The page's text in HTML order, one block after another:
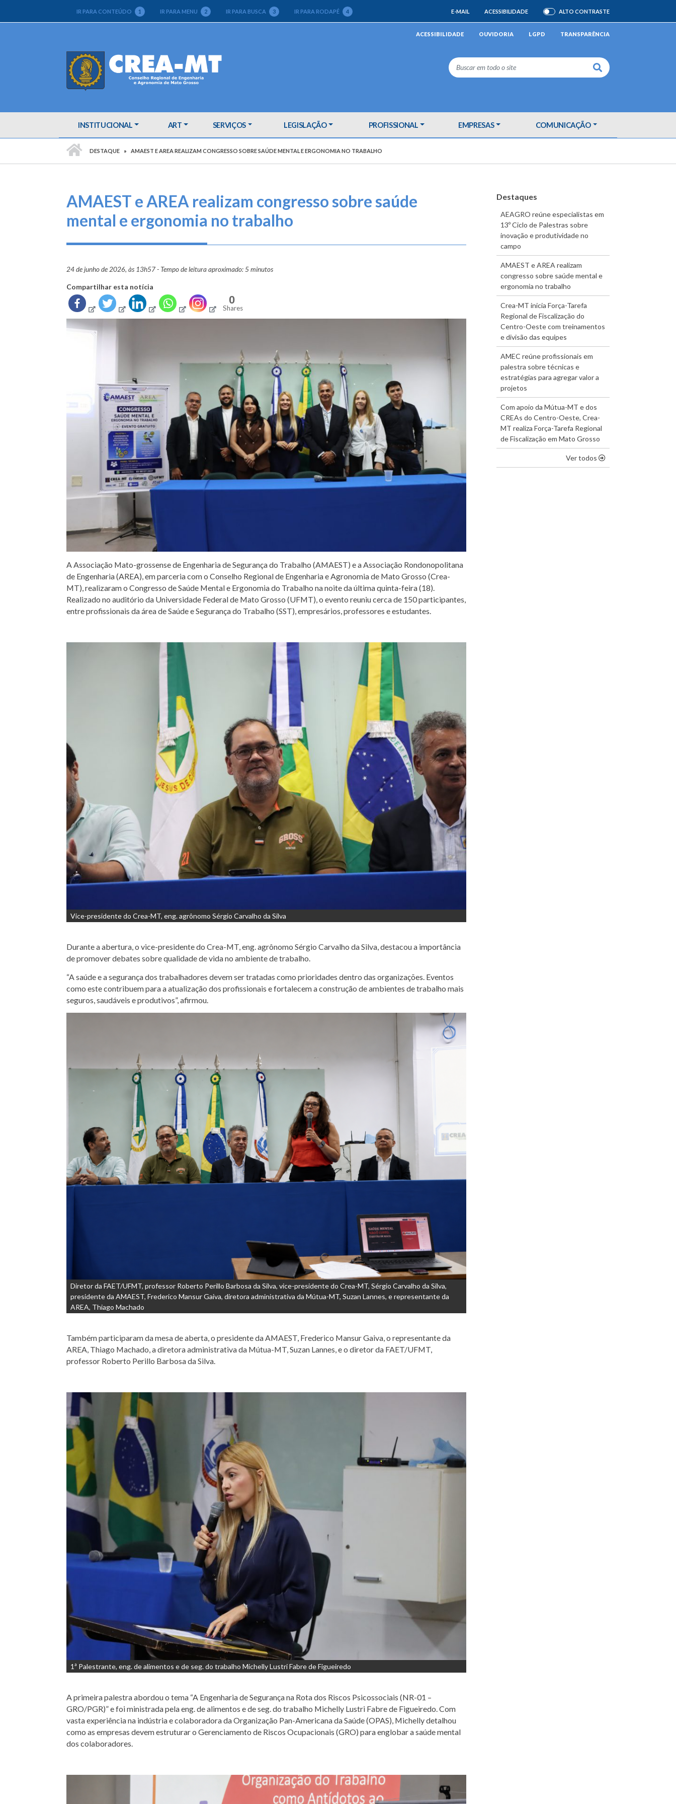
IR PARA CONTEÚDO 1 IR PARA MENU 2 IR PARA BUSCA 3 IR PARA RODAPÉ 4 E-MAIL ACESSIBILIDADE ATIVAR/DESATIVAR
ALTO CONTRASTE
ACESSIBILIDADE OUVIDORIA LGPD TRANSPARÊNCIA
Buscar
INSTITUCIONAL ART SERVIÇOS LEGISLAÇÃO PROFISSIONAL EMPRESAS COMUNICAÇÃO
DESTAQUE AMAEST E AREA REALIZAM CONGRESSO SOBRE SAÚDE MENTAL E ERGONOMIA NO TRABALHO
AMAEST e AREA realizam congresso sobre saúde
mental e ergonomia no trabalho
24 de junho de 2026, às 13h57 - Tempo de leitura aproximado: 5 minutos
Compartilhar esta notícia
0
Shares
A Associação Mato-grossense de Engenharia de Segurança do Trabalho (AMAEST) e a Associação Rondonopolitana
de Engenharia (AREA), em parceria com o Conselho Regional de Engenharia e Agronomia de Mato Grosso (Crea-
MT), realizaram o Congresso de Saúde Mental e Ergonomia do Trabalho na noite da última quinta-feira (18).
Realizado no auditório da Universidade Federal de Mato Grosso (UFMT), o evento reuniu cerca de 150 participantes,
entre profissionais da área de Saúde e Segurança do Trabalho (SST), empresários, professores e estudantes.
Vice-presidente do Crea-MT, eng. agrônomo Sérgio Carvalho da Silva
Durante a abertura, o vice-presidente do Crea-MT, eng. agrônomo Sérgio Carvalho da Silva, destacou a importância
de promover debates sobre qualidade de vida no ambiente de trabalho.
“A saúde e a segurança dos trabalhadores devem ser tratadas como prioridades dentro das organizações. Eventos
como este contribuem para a atualização dos profissionais e fortalecem a construção de ambientes de trabalho mais
seguros, saudáveis e produtivos”, afirmou.
Diretor da FAET/UFMT, professor Roberto Perillo Barbosa da Silva, vice-presidente do Crea-MT, Sérgio Carvalho da Silva,
presidente da AMAEST, Frederico Mansur Gaiva, diretora administrativa da Mútua-MT, Suzan Lannes, e representante da
AREA, Thiago Machado
Também participaram da mesa de aberta, o presidente da AMAEST, Frederico Mansur Gaiva, o representante da
AREA, Thiago Machado, a diretora administrativa da Mútua-MT, Suzan Lannes, e o diretor da FAET/UFMT,
professor Roberto Perillo Barbosa da Silva.
1ª Palestrante, eng. de alimentos e de seg. do trabalho Michelly Lustri Fabre de Figueiredo
A primeira palestra abordou o tema “A Engenharia de Segurança na Rota dos Riscos Psicossociais (NR-01 –
GRO/PGR)” e foi ministrada pela eng. de alimentos e de seg. do trabalho Michelly Lustri Fabre de Figueiredo. Com
vasta experiência na indústria e colaboradora da Organização Pan-Americana da Saúde (OPAS), Michelly detalhou
como as empresas devem estruturar o Gerenciamento de Riscos Ocupacionais (GRO) para englobar a saúde mental
dos colaboradores.
Destaques
AEAGRO reúne especialistas em
13º Ciclo de Palestras sobre
inovação e produtividade no
campo
AMAEST e AREA realizam
congresso sobre saúde mental e
ergonomia no trabalho
Crea-MT inicia Força-Tarefa
Regional de Fiscalização do
Centro-Oeste com treinamentos
e divisão das equipes
AMEC reúne profissionais em
palestra sobre técnicas e
estratégias para agregar valor a
projetos
Com apoio da Mútua-MT e dos
CREAs do Centro-Oeste, Crea-
MT realiza Força-Tarefa Regional
de Fiscalização em Mato Grosso
Ver todos os destaques